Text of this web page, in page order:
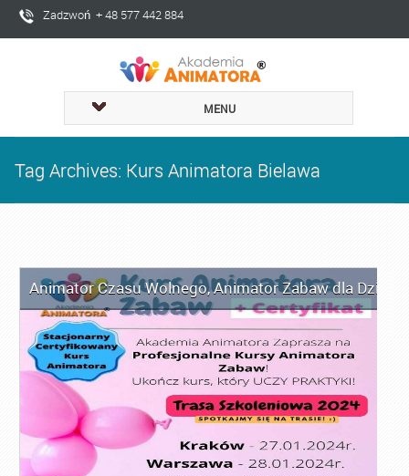
Zadzwoń + 48 577 442 884
MENU
Tag Archives: Kurs Animatora Bielawa
Animator Czasu Wolnego,Animator Zabaw dla Dzieci